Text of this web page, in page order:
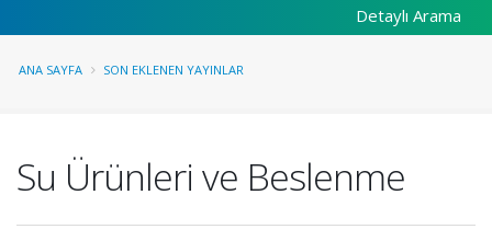
Detaylı Arama
ANA SAYFA SON EKLENEN YAYINLAR
Su Ürünleri ve Beslenme